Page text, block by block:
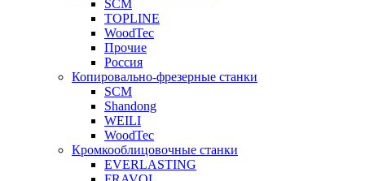
SCM
TOPLINE
WoodTec
Прочие
Россия
Копировально-фрезерные станки
SCM
Shandong
WEILI
WoodTec
Кромкооблицовочные станки
EVERLASTING